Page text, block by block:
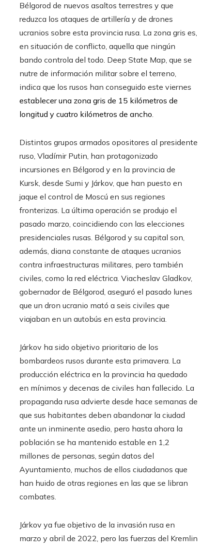
Bélgorod de nuevos asaltos terrestres y que
reduzca los ataques de artillería y de drones
ucranios sobre esta provincia rusa. La zona gris es,
en situación de conflicto, aquella que ningún
bando controla del todo. Deep State Map, que se
nutre de información militar sobre el terreno,
indica que los rusos han conseguido este viernes
establecer una zona gris de 15 kilómetros de
longitud y cuatro kilómetros de ancho.
Distintos grupos armados opositores al presidente
ruso, Vladímir Putin, han protagonizado
incursiones en Bélgorod y en la provincia de
Kursk, desde Sumi y Járkov, que han puesto en
jaque el control de Moscú en sus regiones
fronterizas. La última operación se produjo el
pasado marzo, coincidiendo con las elecciones
presidenciales rusas. Bélgorod y su capital son,
además, diana constante de ataques ucranios
contra infraestructuras militares, pero también
civiles, como la red eléctrica. Viacheslav Gladkov,
gobernador de Bélgorod, aseguró el pasado lunes
que un dron ucranio mató a seis civiles que
viajaban en un autobús en esta provincia.
Járkov ha sido objetivo prioritario de los
bombardeos rusos durante esta primavera. La
producción eléctrica en la provincia ha quedado
en mínimos y decenas de civiles han fallecido. La
propaganda rusa advierte desde hace semanas de
que sus habitantes deben abandonar la ciudad
ante un inminente asedio, pero hasta ahora la
población se ha mantenido estable en 1,2
millones de personas, según datos del
Ayuntamiento, muchos de ellos ciudadanos que
han huido de otras regiones en las que se libran
combates.
Járkov ya fue objetivo de la invasión rusa en
marzo y abril de 2022, pero las fuerzas del Kremlin